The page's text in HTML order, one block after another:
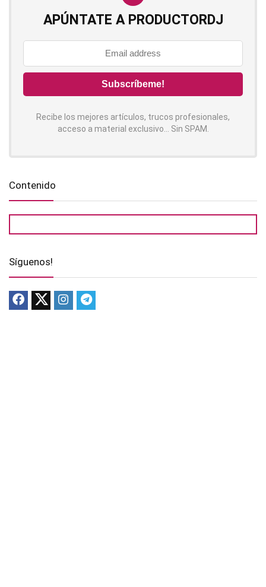
APÚNTATE A PRODUCTORDJ
Recibe los mejores artículos, trucos profesionales,
acceso a material exclusivo... Sin SPAM.
Contenido
Síguenos!